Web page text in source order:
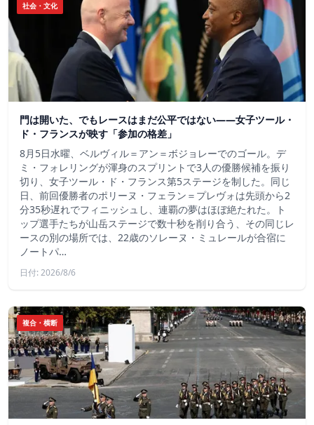
社会・文化
門は開いた、でもレースはまだ公平ではない――女子ツール・
ド・フランスが映す「参加の格差」
8月5日水曜、ベルヴィル＝アン＝ボジョレーでのゴール。デ
ミ・フォレリングが渾身のスプリントで3人の優勝候補を振り
切り、女子ツール・ド・フランス第5ステージを制した。同じ
日、前回優勝者のポリーヌ・フェラン＝プレヴォは先頭から2
分35秒遅れでフィニッシュし、連覇の夢はほぼ絶たれた。ト
ップ選手たちが山岳ステージで数十秒を削り合う、その同じレ
ースの別の場所では、22歳のソレーヌ・ミュレールが合宿に
ノートパ…
日付: 2026/8/6
複合・横断